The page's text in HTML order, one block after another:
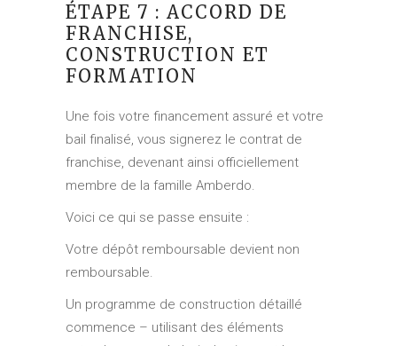
ÉTAPE 7 : ACCORD DE
FRANCHISE,
CONSTRUCTION ET
FORMATION
Une fois votre financement assuré et votre
bail finalisé, vous signerez le contrat de
franchise, devenant ainsi officiellement
membre de la famille Amberdo.
Voici ce qui se passe ensuite :
Votre dépôt remboursable devient non
remboursable.
Un programme de construction détaillé
commence – utilisant des éléments